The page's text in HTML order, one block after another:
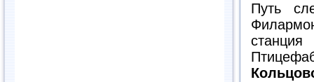
Путь